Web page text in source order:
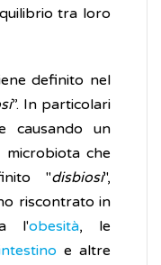
tra loro
definito nel
”. In particolari
causando un
che
"disbiosi",
riscontrato in
l'obesità, le
e altre